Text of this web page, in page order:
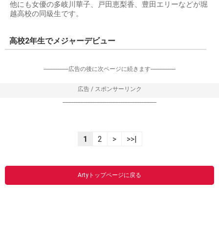
他にも女優の多岐川華子、戸田恵梨香、豊田エリーなどが堀
越高校の同級生です。
高校2年生でメジャーデビュー
-----------------広告の後に次ページに続きます-----------------
広告 / スポンサーリンク
----------------------------------------------------------------
1 2 > >>|
Artyトップページに戻る